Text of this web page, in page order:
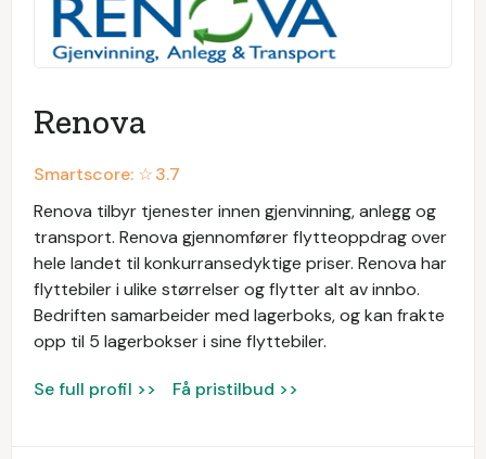
Renova
Smartscore: ☆3.7
Renova tilbyr tjenester innen gjenvinning, anlegg og
transport. Renova gjennomfører flytteoppdrag over
hele landet til konkurransedyktige priser. Renova har
flyttebiler i ulike størrelser og flytter alt av innbo.
Bedriften samarbeider med lagerboks, og kan frakte
opp til 5 lagerbokser i sine flyttebiler.
Se full profil >> Få pristilbud >>